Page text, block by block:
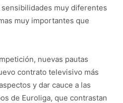
muy diferentes
muy importantes que
nuevas pautas
contrato televisivo más
y dar cauce a las
de Euroliga, que contrastan